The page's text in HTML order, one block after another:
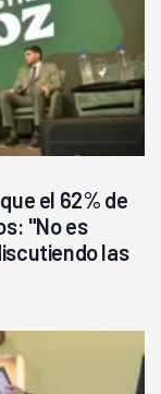
el 62% de
"No es
las